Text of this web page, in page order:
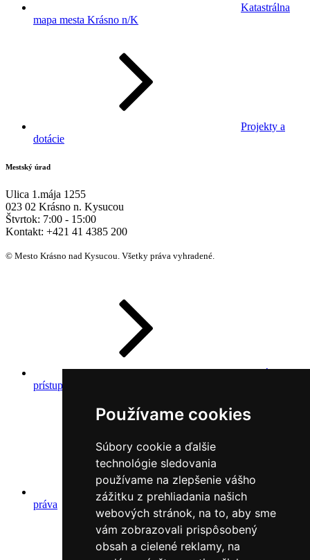
Používame cookies
Súbory cookie a ďalšie
technológie sledovania
používame na zlepšenie vášho
zážitku z prehliadania našich
webových stránok, na to, aby sme
vám zobrazovali prispôsobený
obsah a cielené reklamy, na
Katastrálna
mapa mesta Krásno n/K
Projekty a
dotácie
Mestský úrad
Ulica 1.mája 1255
023 02 Krásno n. Kysucou
Štvrtok: 7:00 - 15:00
Kontakt: +421 41 4385 200
© Mesto Krásno nad Kysucou. Všetky práva vyhradené.
Prehlásenie o
prístupnosti
Autorské
práva